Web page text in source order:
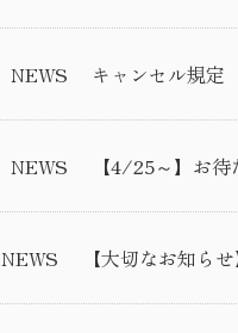
NEWS キャンセル規定
NEWS 【4/25～】お
NEWS 【大切なお知ら